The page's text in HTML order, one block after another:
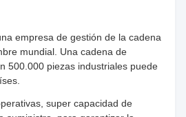
Se aplicará a
los vehículos
categorías
empresa de gestión de la cadena
mundial. Una cadena de
500.000 piezas industriales puede
super capacidad de